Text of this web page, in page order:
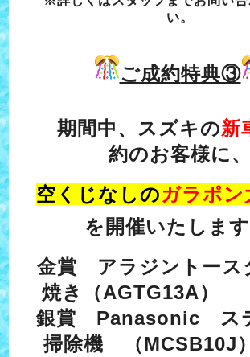
い。
ご成約特典③
期間中、スズキの新
約のお客様に、
空くじなしのガラポン
を開催いたします
金賞 アラジントース
焼き（AGTG13A
銀賞 Panasonic ス
掃除機 （MCSB10J